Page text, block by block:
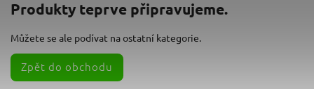
Produkty teprve připravujeme.
Můžete se ale podívat na ostatní kategorie.
Zpět do obchodu